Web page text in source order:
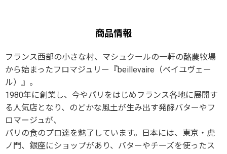
商品情報
フランス西部の小さな村、マシュクールの一軒の酪農牧場
から始まったフロマジュリー『beillevaire（ベイユヴェー
ル）』。
1980年に創業し、今やパリをはじめフランス各地に展開す
る人気店となり、のどかな風土が生み出す発酵バターやフ
ロマージュが、
パリの食のプロ達を魅了しています。日本には、東京・虎
ノ門、銀座にショップがあり、バターやチーズを使ったス